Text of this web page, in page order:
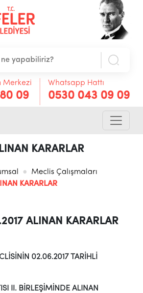
Merkezi
09
Whatsapp Hattı
0530 043 09 09
KARARLAR
Meclis Çalışmaları
KARARLAR
ALINAN KARARLAR
02.06.2017 TARİHLİ
II. BİRLEŞİMİNDE ALINAN